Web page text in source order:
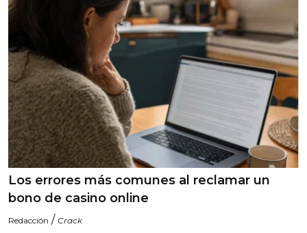
Los errores más comunes al reclamar un
bono de casino online
Redacción / Crack